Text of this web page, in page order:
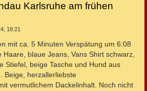
Karlsruhe am frühen
18:21
mit ca. 5 Minuten Verspätung um 6:08
Haare, blaue Jeans, Vans Shirt schwarz,
Stiefel, beige Tasche und Hund aus
Beige, herzallerliebste
vermutlichem Dackelinhalt. Noch nicht